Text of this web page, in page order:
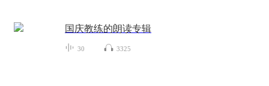
国庆教练的朗读专辑
30 3325